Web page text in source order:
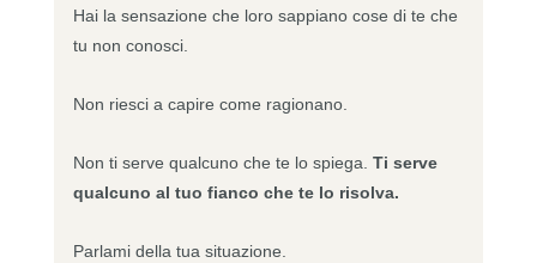
Hai la sensazione che loro sappiano cose di te che
tu non conosci.
Non riesci a capire come ragionano.
Non ti serve qualcuno che te lo spiega. Ti serve
qualcuno al tuo fianco che te lo risolva.
Parlami della tua situazione.